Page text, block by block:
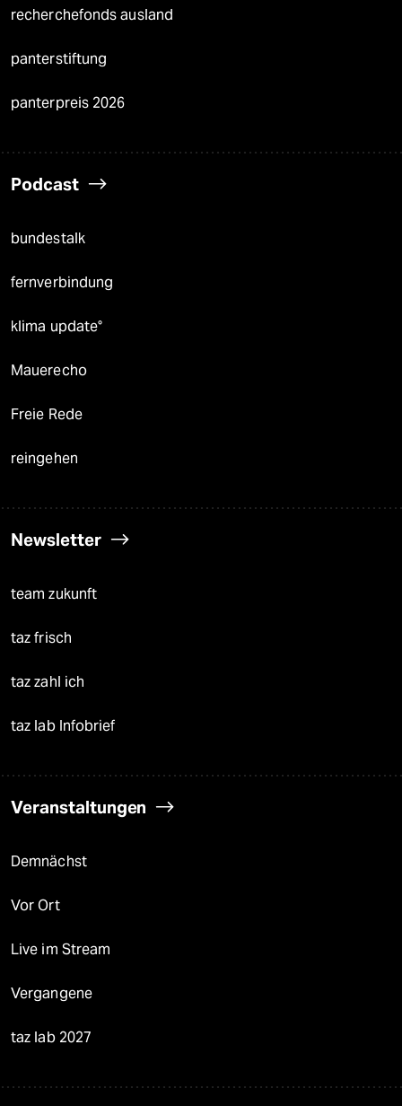
recherchefonds ausland
panterstiftung
panterpreis 2026
Podcast
bundestalk
fernverbindung
klima update°
Mauerecho
Freie Rede
reingehen
Newsletter
team zukunft
taz frisch
taz zahl ich
taz lab Infobrief
Veranstaltungen
Demnächst
Vor Ort
Live im Stream
Vergangene
taz lab 2027